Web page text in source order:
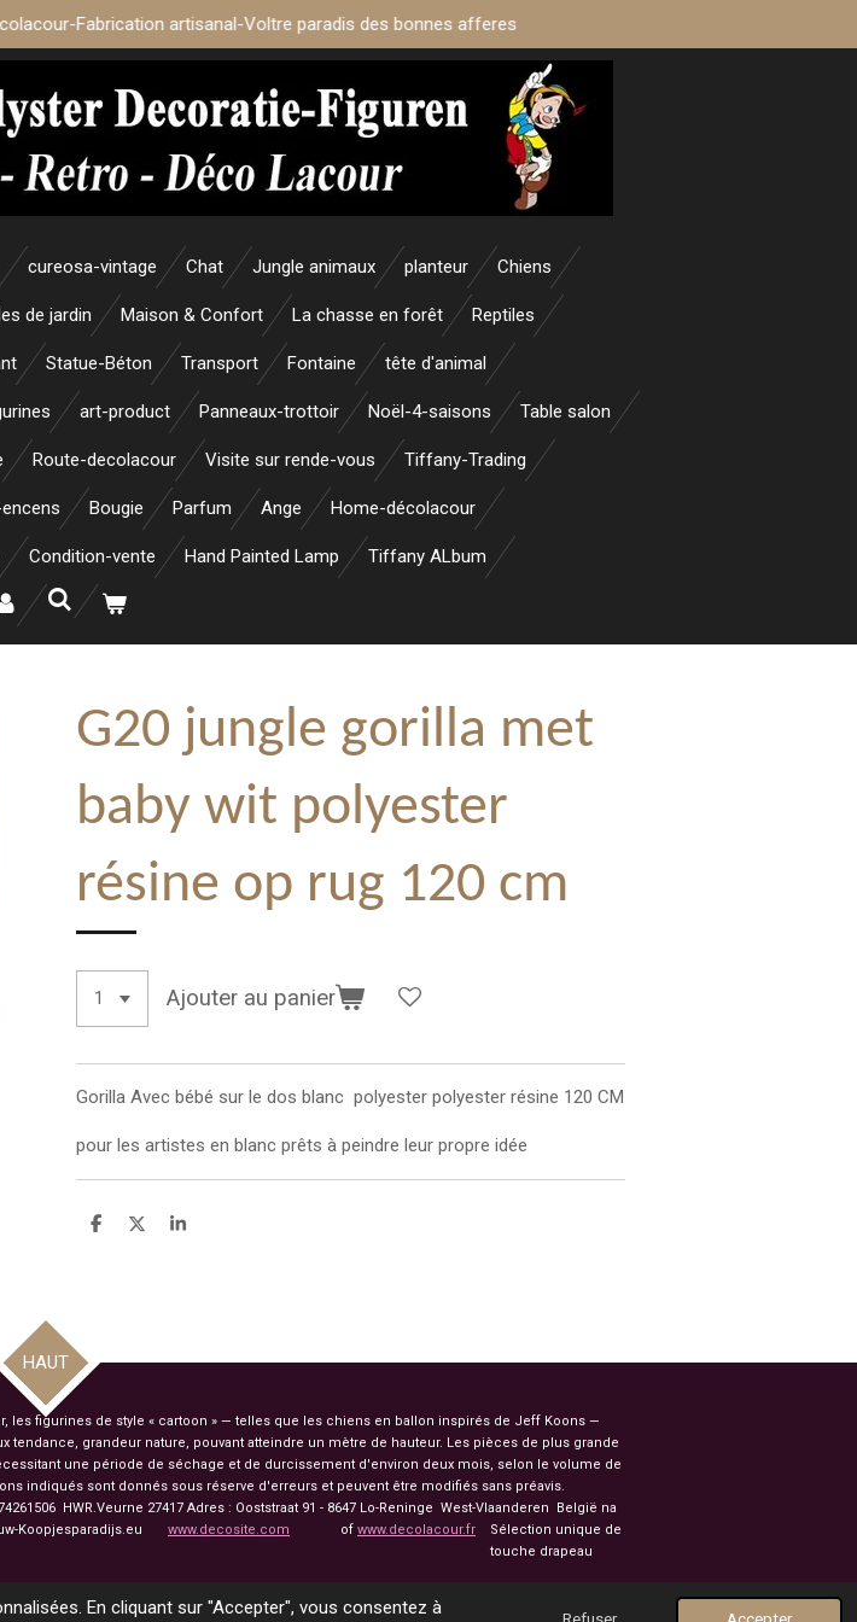
En cliquant sur "Accepter", vous consentez à
Fabrication artisanal-Voltre paradis des bonnes afferes
cureosa-vintage Chat Jungle animaux planteur Chiens
de jardin Maison & Confort La chasse en forêt Reptiles
Statue-Béton Transport Fontaine tête d'animal
art-product Panneaux-trottoir Noël-4-saisons Table salon
Route-decolacour Visite sur rende-vous Tiffany-Trading
Bougie Parfum Ange Home-décolacour
Condition-vente Hand Painted Lamp Tiffany ALbum
G20 jungle gorilla met
baby wit polyester
résine op rug 120 cm
Ajouter au panier
Gorilla Avec bébé sur le dos blanc polyester polyester résine 120 CM
pour les artistes en blanc prêts à peindre leur propre idée
P
P
P
HAUT
figurines de style « cartoon » — telles que les chiens en ballon inspirés de Jeff Koons —
grandeur nature, pouvant atteindre un mètre de hauteur. Les pièces de plus grande
une période de séchage et de durcissement d'environ deux mois, selon le volume de
indiqués sont donnés sous réserve d'erreurs et peuvent être modifiés sans préavis.
HWR.Veurne 27417 Adres : Ooststraat 91 - 8647 Lo-Reninge West-Vlaanderen België na
Koopjesparadijs.eu www.decosite.com of www.decolacour.fr Sélection unique de
Fabrication artisanale touche drapeau